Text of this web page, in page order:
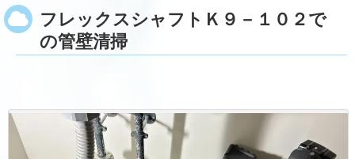
フレックスシャフトＫ９－１０２で
の管壁清掃